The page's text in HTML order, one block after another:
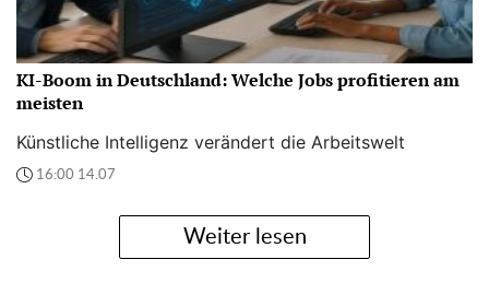
KI-Boom in Deutschland: Welche Jobs profitieren am
meisten
Künstliche Intelligenz verändert die Arbeitswelt
16:00 14.07
Weiter lesen